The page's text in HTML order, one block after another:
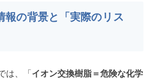
報の背景と「実際のリス
は、「 イオン交換樹脂＝危険な化学